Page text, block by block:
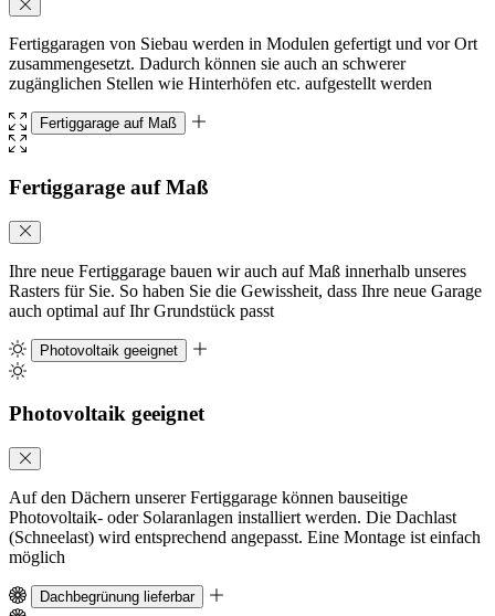
Fertiggaragen von Siebau werden in Modulen gefertigt und vor Ort
zusammengesetzt. Dadurch können sie auch an schwerer
zugänglichen Stellen wie Hinterhöfen etc. aufgestellt werden
Fertiggarage auf Maß
Fertiggarage auf Maß
Ihre neue Fertiggarage bauen wir auch auf Maß innerhalb unseres
Rasters für Sie. So haben Sie die Gewissheit, dass Ihre neue Garage
auch optimal auf Ihr Grundstück passt
Photovoltaik geeignet
Photovoltaik geeignet
Auf den Dächern unserer Fertiggarage können bauseitige
Photovoltaik- oder Solaranlagen installiert werden. Die Dachlast
(Schneelast) wird entsprechend angepasst. Eine Montage ist einfach
möglich
Dachbegrünung lieferbar